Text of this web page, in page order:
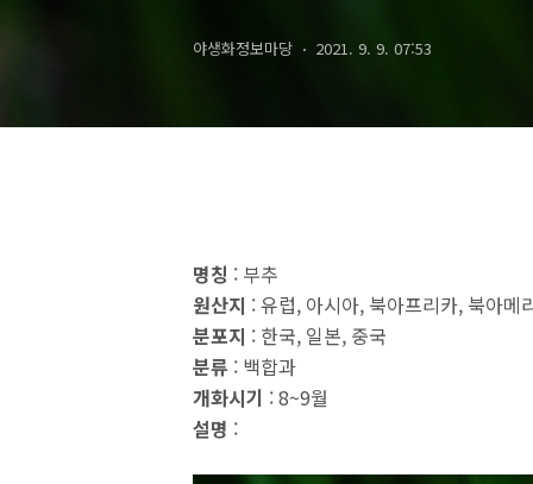
야생화정보마당 2021. 9. 9. 07:53
명칭 : 부추
원산지 : 유럽, 아시아, 북아프리카, 북아메
분포지 : 한국, 일본, 중국
분류 : 백합과
개화시기 : 8~9월
설명 :